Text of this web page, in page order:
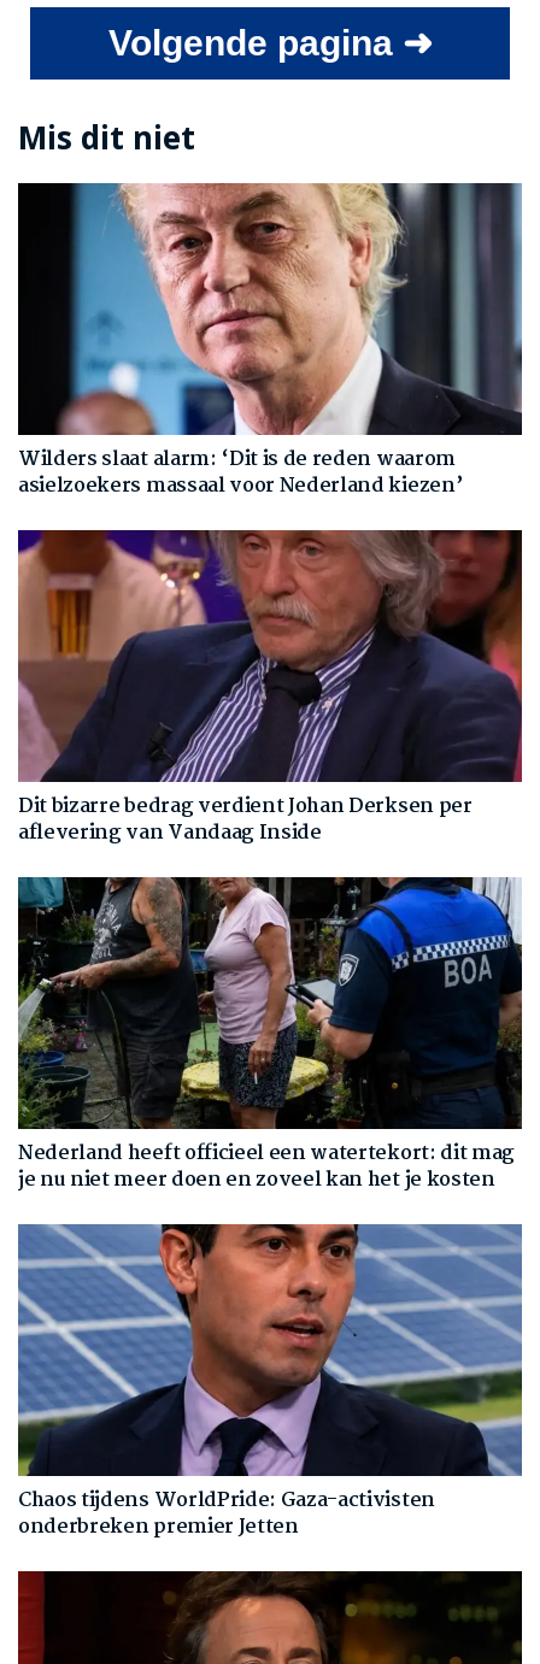
Volgende pagina ➜
Mis dit niet
Wilders slaat alarm: ‘Dit is de reden waarom
asielzoekers massaal voor Nederland kiezen’
Dit bizarre bedrag verdient Johan Derksen per
aflevering van Vandaag Inside
Nederland heeft officieel een watertekort: dit mag
je nu niet meer doen en zoveel kan het je kosten
Chaos tijdens WorldPride: Gaza-activisten
onderbreken premier Jetten